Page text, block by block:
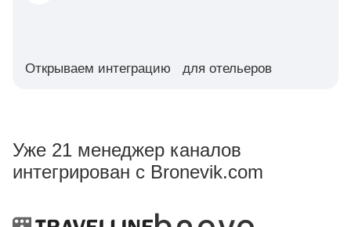
Открываем интеграцию для отельеров
Уже 21 менеджер каналов
интегрирован с Bronevik.com